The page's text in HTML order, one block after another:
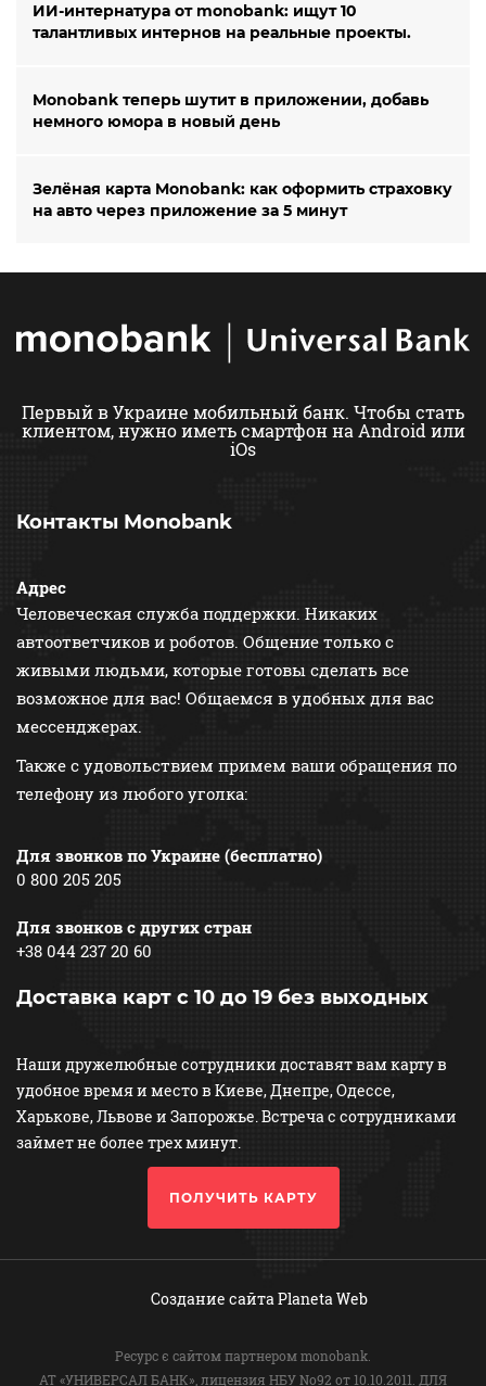
ИИ-интернатура от monobank: ищут 10
талантливых интернов на реальные проекты.
Monobank теперь шутит в приложении, добавь
немного юмора в новый день
Зелёная карта Monobank: как оформить страховку
на авто через приложение за 5 минут
Первый в Украине мобильный банк. Чтобы стать
клиентом,нужно иметь смартфон на Android или
iOs
Контакты Monobank
Адрес
Человеческая служба поддержки. Никаких
автоответчиков и роботов. Общение только с
живыми людьми, которые готовы сделать все
возможное для вас! Общаемся в удобных для вас
мессенджерах.
Также с удовольствием примем ваши обращения по
телефону из любого уголка:
Для звонков по Украине (бесплатно)
0 800 205 205
Для звонков с других стран
+38 044 237 20 60
Доставка карт с 10 до 19 без выходных
Наши дружелюбные сотрудники доставят вам карту в
удобное время и место в Киеве, Днепре, Одессе,
Харькове, Львове и Запорожье. Встреча с сотрудниками
займет не более трех минут.
Создание сайта Planeta Web
ПОЛУЧИТЬ КАРТУ
Ресурс є сайтом партнером monobank.
АТ «УНИВЕРСАЛ БАНК», лицензия НБУ No92 от 10.10.2011. ДЛЯ